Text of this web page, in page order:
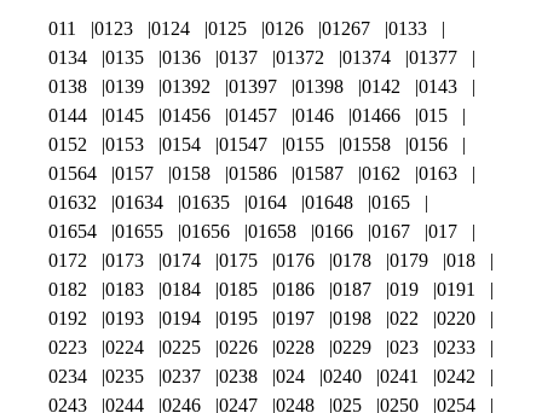
011 0123 0124 0125 0126 01267
0133
0134
0135 0136 0137 01372 01374
01377
0138
0139 01392 01397 01398 0142
0143
0144
0145 01456 01457 0146 01466
015
0152
0153 0154 01547 0155 01558
0156
01564
0157 0158 01586 01587 0162
0163
01632
01634 01635 0164 01648
0165
01654
01655 01656 01658 0166 0167
017
0172
0173 0174 0175 0176 0178 0179
018
0182
0183 0184 0185 0186 0187 019
0191
0192
0193 0194 0195 0197 0198 022
0220
0223
0224 0225 0226 0228 0229 023
0233
0234
0235 0237 0238 024 0240 0241
0242
0243
0244 0246 0247 0248 025 0250 0254